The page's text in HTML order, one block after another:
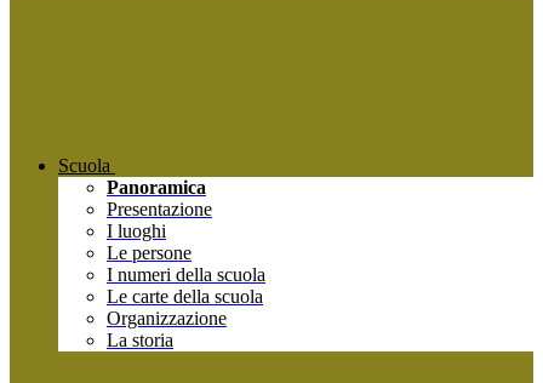
Scuola
Panoramica
Presentazione
I luoghi
Le persone
I numeri della scuola
Le carte della scuola
Organizzazione
La storia